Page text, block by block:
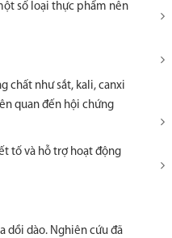
số loại thực phẩm nên
chất như sắt, kali, canxi
quan đến hội chứng
tố và hỗ trợ hoạt động
dồi dào. Nghiên cứu đã